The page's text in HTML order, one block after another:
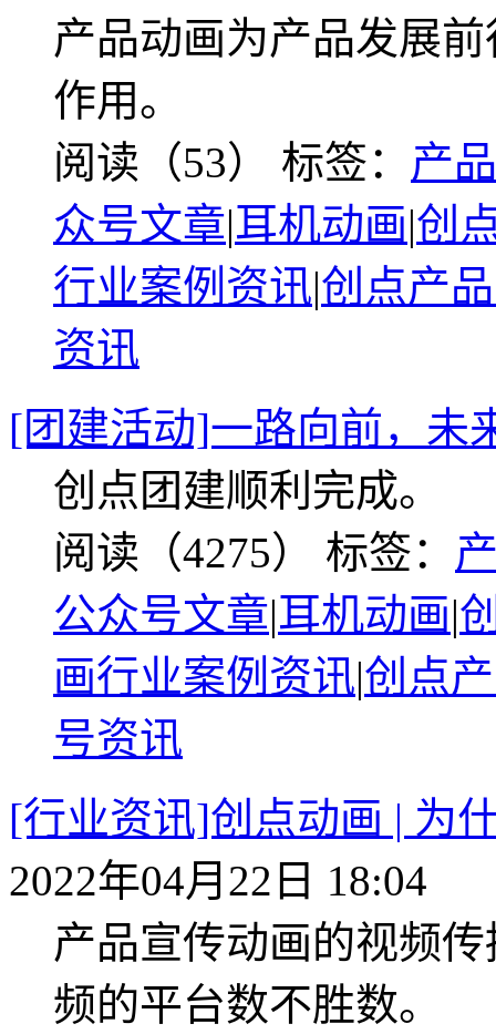
产品动画为产品发展
作用。
阅读（53） 标签： 产
众号文章|耳机动画|创
行业案例资讯|创点产
资讯
[团建活动]一路向前，未
创点团建顺利完成。
阅读（4275） 标签：
公众号文章|耳机动画|
画行业案例资讯|创点
号资讯
[行业资讯]创点动画 | 为
2022年04月22日 18:04
产品宣传动画的视频
频的平台数不胜数。